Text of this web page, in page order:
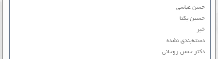
حسن عباسی
حسین یکتا
خبر
دسته‌بندی نشده
دکتر حسن روحانی